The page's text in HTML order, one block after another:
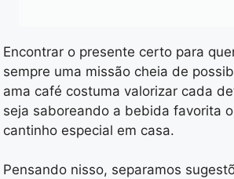
Encontrar o presente certo para
sempre uma missão cheia de
ama café costuma valorizar cada
seja saboreando a bebida favorita
cantinho especial em casa.
Pensando nisso, separamos